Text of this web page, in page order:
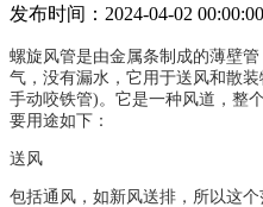
发布时间：2024-04-02 00:00:00
螺旋风管是由金属条制成的薄壁
气，没有漏水，它用于送风和散
手动咬铁管)。它是一种风道，整
要用途如下：
送风
包括通风，如新风送排，所以这